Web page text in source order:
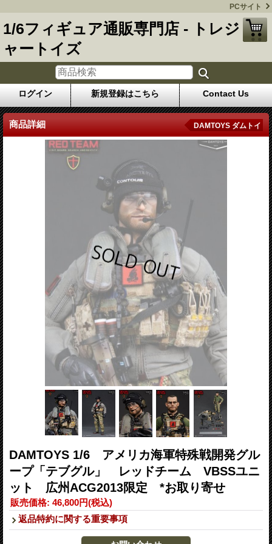
PCサイト
1/6フィギュア通販専門店 - トレジ
ャートイズ
ログイン 新規登録はこちら Contact Us
商品詳細 DAMTOYS ダムトイ
DAMTOYS 1/6 アメリカ海軍特殊戦開発グル
ープ「テブグル」 レッドチーム VBSSユニ
ット 広州ACG2013限定 *お取り寄せ
販売価格: 46,800円(税込)
返品特約に関する重要事項